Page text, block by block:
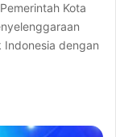
Kota
Indonesia dengan